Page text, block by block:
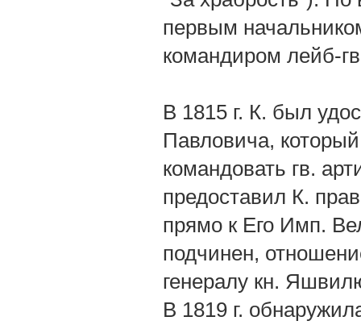
первым
командиром лейб-
В 1815 г. К. был
Павловича,
командовать гв.
предоставил К.
прямо к Его Имп.
подчинен,
генералу кн.
В 1819 г.